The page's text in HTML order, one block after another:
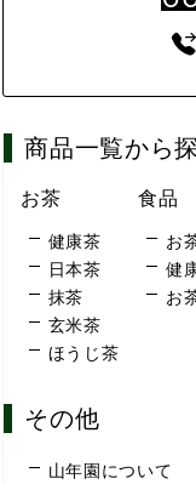
商品一覧から
お茶
健康茶
日本茶
抹茶
玄米茶
ほうじ茶
食品
お
健
お
その他
山年園について